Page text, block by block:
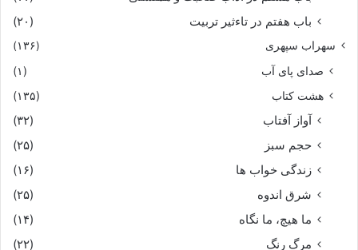
باب هفتم در تاءثیر تربیت
(۲۰)
سهراب سپهری (۱۳۶)
صدای پای آب
(۱)
هشت کتاب
(۱۳۵)
آواز آفتاب
(۳۲)
حجم سبز
(۲۵)
زندگی خواب ها
(۱۶)
شرق اندوه
(۲۵)
ما هیچ، ما نگاه
(۱۴)
مرگ رنگ
(۲۲)